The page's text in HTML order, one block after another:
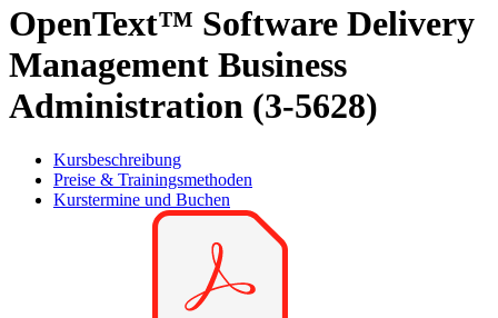
OpenText™ Software Delivery
Management Business
Administration (3-5628)
Kursbeschreibung
Preise & Trainingsmethoden
Kurstermine und Buchen